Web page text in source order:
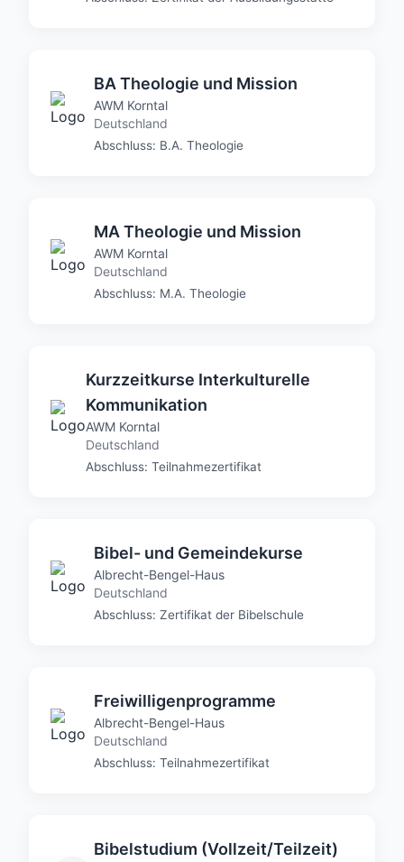
Soziale Arbeit, M.A. Christliche Spiritualität
Einzigartige Werte für bafoeg_eligible: 1, 0
Einzigartige Werte für fees_per_year: 4500.00,
5000.00, 500.00, 2000.00, 3200.00, 2800.00,
1500.00, 2500.00, 3000.00, 4800.00, 5200.00,
100, 20, 15, 60, 70, 90, 120, 40
Einzigartige Werte für format: Berufsbegleitend,
Vollzeit/berufsbegleitend, Kurzzeit,
Vollzeit/Fernstudium, Fernstudium
Einzigartige Werte für country: Deutschland,
Schweiz, Österreich
BA Theologie und Mission
AWM Korntal
Deutschland
Abschluss: B.A. Theologie
MA Theologie und Mission
AWM Korntal
Deutschland
Abschluss: M.A. Theologie
Kurzzeitkurse Interkulturelle
Kommunikation
AWM Korntal
Deutschland
Abschluss: Teilnahmezertifikat
Bibel- und Gemeindekurse
Albrecht-Bengel-Haus
Deutschland
Abschluss: Zertifikat der Bibelschule
Freiwilligenprogramme
Albrecht-Bengel-Haus
Deutschland
Abschluss: Teilnahmezertifikat
Bibelstudium (Vollzeit/Teilzeit)